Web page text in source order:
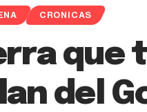
CRONICAS
que
del